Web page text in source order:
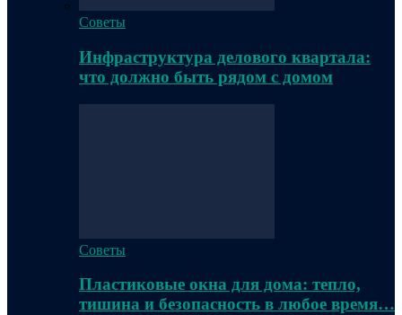
Советы
Инфраструктура делового квартала:
что должно быть рядом с домом
Советы
Пластиковые окна для дома: тепло,
тишина и безопасность в любое время…